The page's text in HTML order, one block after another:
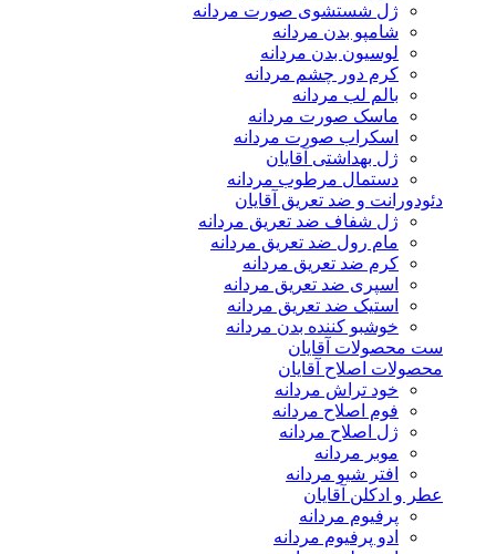
ژل شستشوی صورت مردانه
شامپو بدن مردانه
لوسیون بدن مردانه
کرم دور چشم مردانه
بالم لب مردانه
ماسک صورت مردانه
اسکراب صورت مردانه
ژل بهداشتی آقایان
دستمال مرطوب مردانه
دئودورانت و ضد تعریق آقایان
ژل شفاف ضد تعریق مردانه
مام رول ضد تعریق مردانه
کرم ضد تعریق مردانه
اسپری ضد تعریق مردانه
استیک ضد تعریق مردانه
خوشبو کننده بدن مردانه
ست محصولات آقایان
محصولات اصلاح آقایان
خود تراش مردانه
فوم اصلاح مردانه
ژل اصلاح مردانه
موبر مردانه
افتر شیو مردانه
عطر و ادکلن آقایان
پرفیوم مردانه
ادو پرفیوم مردانه